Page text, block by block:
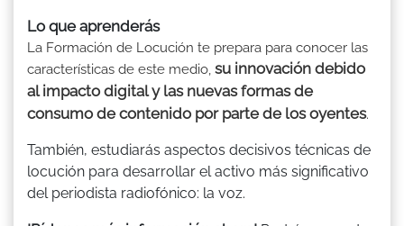
Lo que aprenderás
La Formación de Locución te prepara para conocer las
características de este medio, su innovación debido
al impacto digital y las nuevas formas de
consumo de contenido por parte de los oyentes.
También, estudiarás aspectos decisivos técnicas de
locución para desarrollar el activo más significativo
del periodista radiofónico: la voz.